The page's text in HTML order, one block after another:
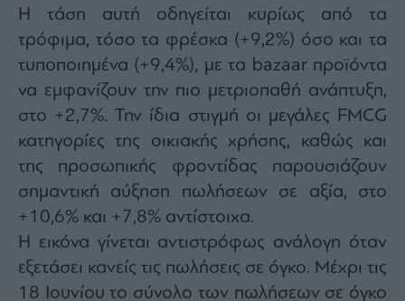
out
any
time.
site
protected
reCAPTCHA
and
Google
Policy
and
Terms
of
Service
apply.
Η τάση αυτή οδηγείται κυρίως από τα
τρόφιμα, τόσο τα φρέσκα (+9,2%) όσο και τα
τυποποιημένα (+9,4%), με τα bazaar προϊόντα
να εμφανίζουν την πιο μετριοπαθή ανάπτυξη,
στο +2,7%. Την ίδια στιγμή οι μεγάλες FMCG
κατηγορίες της οικιακής χρήσης, καθώς και
της προσωπικής φροντίδας παρουσιάζουν
σημαντική αύξηση πωλήσεων σε αξία, στο
+10,6% και +7,8% αντίστοιχα.
Η εικόνα γίνεται αντιστρόφως ανάλογη όταν
εξετάσει κανείς τις πωλήσεις σε όγκο. Μέχρι τις
18 Ιουνίου το σύνολο των πωλήσεων σε όγκο